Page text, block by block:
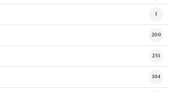
1
200
251
104